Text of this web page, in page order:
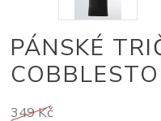
PÁNSKÉ
349 Kč